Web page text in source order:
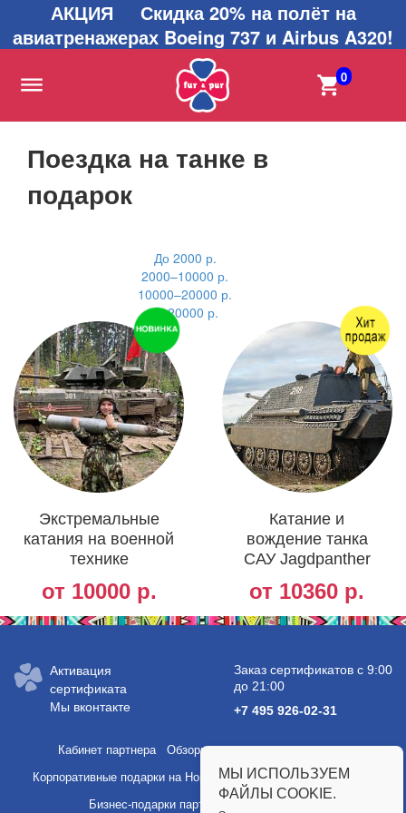
АКЦИЯ Скидка 20% на полёт на
авиатренажерах Boeing 737 и Airbus A320!
0
Поездка на танке в
подарок
До 2000 р.
2000–10000 р.
10000–20000 р.
от 20000 р.
Экстремальные
катания на военной
технике
от 10000 р.
Катание и
вождение танка
САУ Jagdpanther
от 10360 р.
Активация
сертификата
Мы вконтакте
Заказ сертификатов с 9:00
до 21:00
+7 495 926-02-31
Кабинет партнера
Обзоры услуг и полезные статьи
Корпоративные подарки на Новый год
Подарки сотрудникам
Бизнес-подарки партнерам
МЫ ИСПОЛЬЗУЕМ
ФАЙЛЫ COOKIE.